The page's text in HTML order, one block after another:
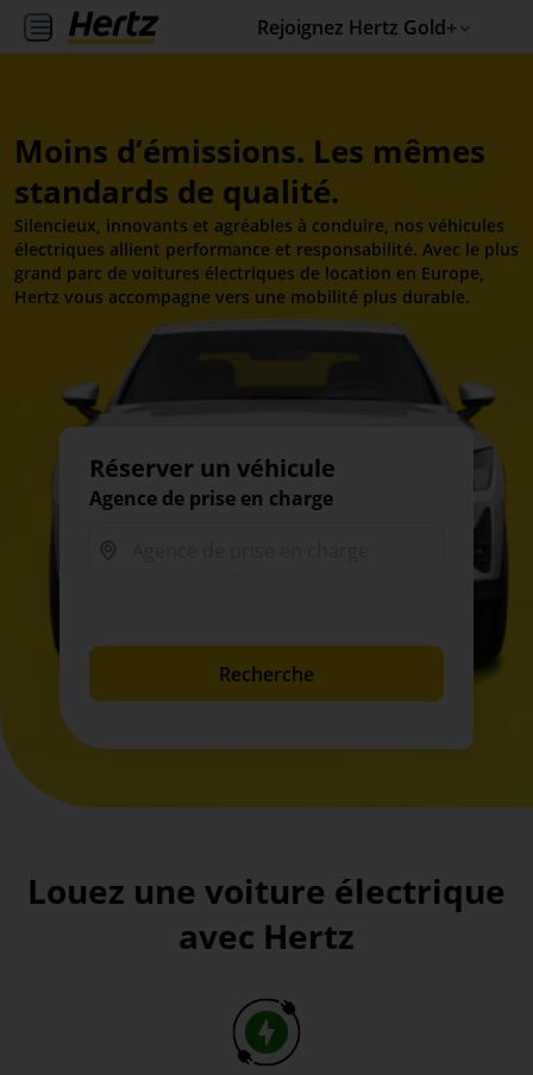
Rejoignez Hertz Gold+
Moins d’émissions. Les mêmes
standards de qualité.
Silencieux, innovants et agréables à conduire, nos véhicules
électriques allient performance et responsabilité. Avec le plus
grand parc de voitures électriques de location en Europe,
Hertz vous accompagne vers une mobilité plus durable.
Réserver un véhicule
Agence de prise en charge
Recherche
Louez une voiture électrique
avec Hertz